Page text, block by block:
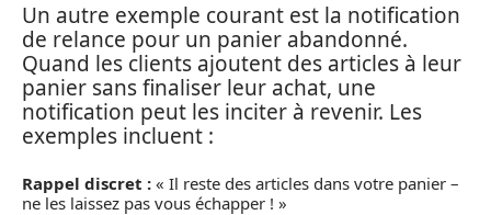
Un autre exemple courant est la notification
de relance pour un panier abandonné.
Quand les clients ajoutent des articles à leur
panier sans finaliser leur achat, une
notification peut les inciter à revenir. Les
exemples incluent :
Rappel discret : « Il reste des articles dans votre panier –
ne les laissez pas vous échapper ! »